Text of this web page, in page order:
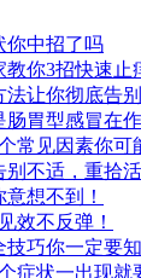
你中招了吗
教你3招快速止
让你彻底告别
肠胃型感冒在
常见因素你可
不适，重拾
想不到！
效不反弹！
巧你一定要知
症状一出现就